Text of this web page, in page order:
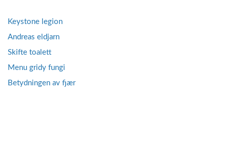
Keystone legion
Andreas eldjarn
Skifte toalett
Menu gridy fungi
Betydningen av fjær